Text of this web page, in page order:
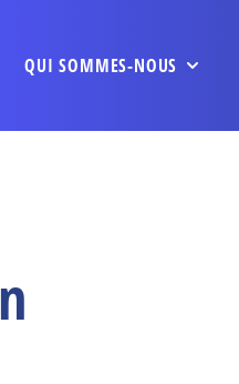
QUI SOMMES-NOUS